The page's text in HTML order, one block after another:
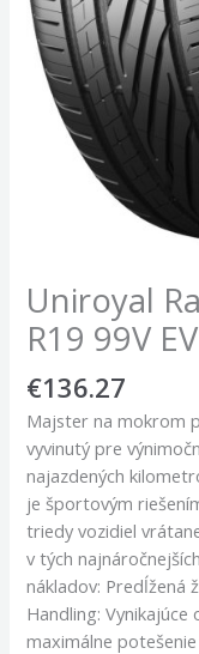
Uniroyal
R19 99V
€136.27
Majster na mokrom
vyvinutý pre
najazdených
je športovým
triedy vozidiel
v tých
nákladov: Predĺžená
Handling:
maximálne